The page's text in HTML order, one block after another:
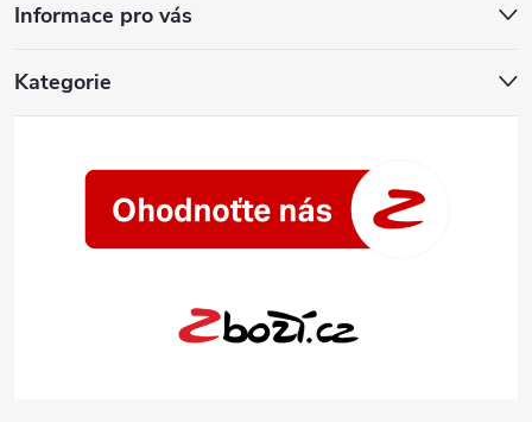
Informace pro vás
Kategorie